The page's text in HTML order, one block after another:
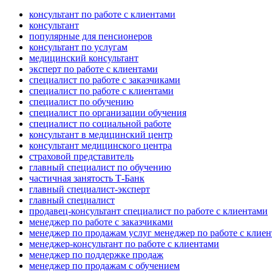
консультант по работе с клиентами
консультант
популярные для пенсионеров
консультант по услугам
медицинский консультант
эксперт по работе с клиентами
специалист по работе с заказчиками
специалист по работе с клиентами
специалист по обучению
специалист по организации обучения
специалист по социальной работе
консультант в медицинский центр
консультант медицинского центра
страховой представитель
главный специалист по обучению
частичная занятость Т-Банк
главный специалист-эксперт
главный специалист
продавец-консультант специалист по работе с клиентами
менеджер по работе с заказчиками
менеджер по продажам услуг менеджер по работе с
менеджер-консультант по работе с клиентами
менеджер по поддержке продаж
менеджер по продажам с обучением